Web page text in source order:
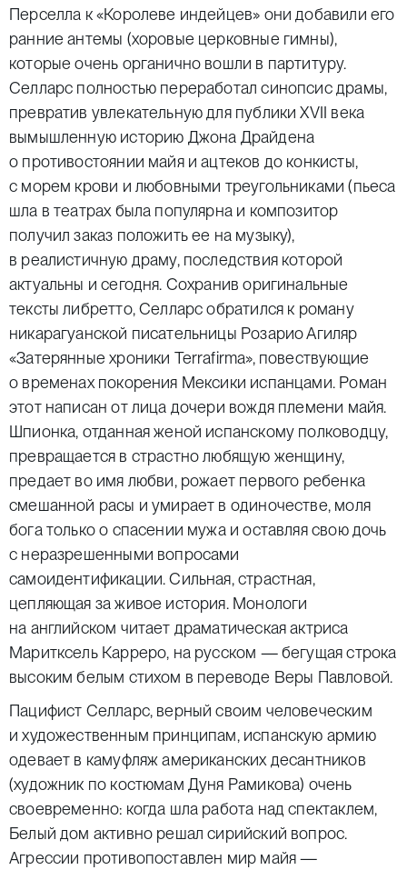
Перселла к «Королеве индейцев» они добавили его
ранние антемы (хоровые церковные гимны),
которые очень органично вошли в партитуру.
Селларс полностью переработал синопсис драмы,
превратив увлекательную для публики XVII века
вымышленную историю Джона Драйдена
о противостоянии майя и ацтеков до конкисты,
с морем крови и любовными треугольниками (пьеса
шла в театрах была популярна и композитор
получил заказ положить ее на музыку),
в реалистичную драму, последствия которой
актуальны и сегодня. Сохранив оригинальные
тексты либретто, Селларс обратился к роману
никарагуанской писательницы Розарио Агиляр
«Затерянные хроники Terrafirma», повествующие
о временах покорения Мексики испанцами. Роман
этот написан от лица дочери вождя племени майя.
Шпионка, отданная женой испанскому полководцу,
превращается в страстно любящую женщину,
предает во имя любви, рожает первого ребенка
смешанной расы и умирает в одиночестве, моля
бога только о спасении мужа и оставляя свою дочь
с неразрешенными вопросами
самоидентификации. Сильная, страстная,
цепляющая за живое история. Монологи
на английском читает драматическая актриса
Маритксель Карреро, на русском — бегущая строка
высоким белым стихом в переводе Веры Павловой.
Пацифист Селларс, верный своим человеческим
и художественным принципам, испанскую армию
одевает в камуфляж американских десантников
(художник по костюмам Дуня Рамикова) очень
своевременно: когда шла работа над спектаклем,
Белый дом активно решал сирийский вопрос.
Агрессии противопоставлен мир майя —